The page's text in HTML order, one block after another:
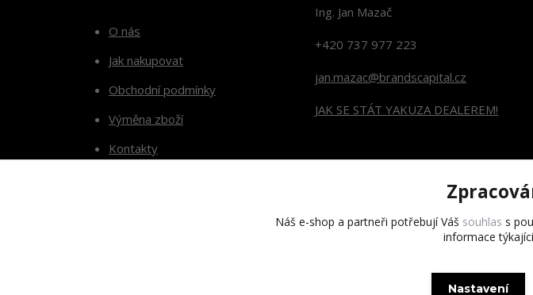
O nás
Jak nakupovat
Obchodní podmínky
Výměna zboží
Kontakty
Ing. Jan Mazač
+420 737 977 223
jan.mazac@brandscapital.cz
JAK SE STÁT YAKUZA DEALEREM!
Copyright 2020
Náš e-shop a partneři potřebují Váš souhlas s
informace
Nastavení